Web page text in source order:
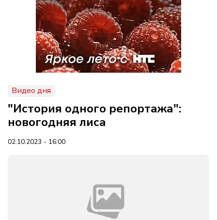
Видео дня
"История одного репортажа":
новогодняя лиса
02.10.2023 - 16:00